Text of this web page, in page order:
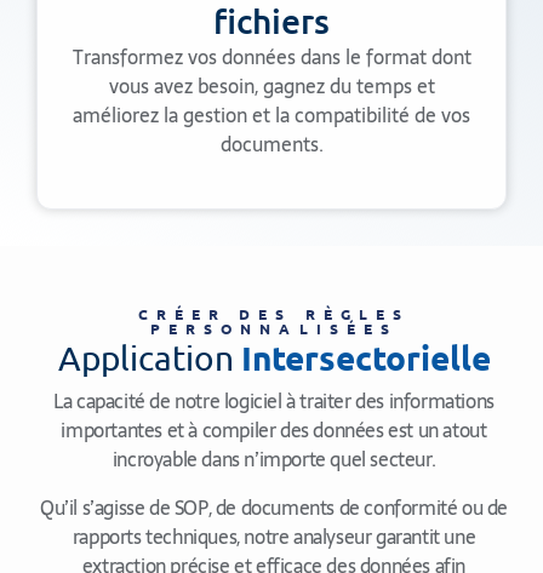
fichiers
Transformez vos données dans le format dont
vous avez besoin, gagnez du temps et
améliorez la gestion et la compatibilité de vos
documents.
CRÉER DES RÈGLES
PERSONNALISÉES
Application Intersectorielle
La capacité de notre logiciel à traiter des informations
importantes et à compiler des données est un atout
incroyable dans n’importe quel secteur.
Qu’il s’agisse de SOP, de documents de conformité ou de
rapports techniques, notre analyseur garantit une
extraction précise et efficace des données afin